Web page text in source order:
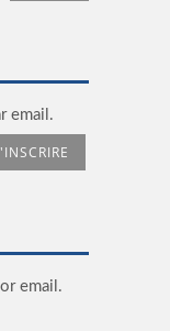
email.
email.